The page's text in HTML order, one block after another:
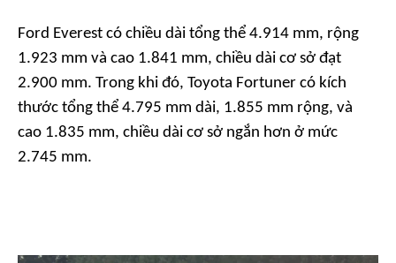
Ford Everest có chiều dài tổng thể 4.914 mm, rộng
1.923 mm và cao 1.841 mm, chiều dài cơ sở đạt
2.900 mm. Trong khi đó, Toyota Fortuner có kích
thước tổng thể 4.795 mm dài, 1.855 mm rộng, và
cao 1.835 mm, chiều dài cơ sở ngắn hơn ở mức
2.745 mm.